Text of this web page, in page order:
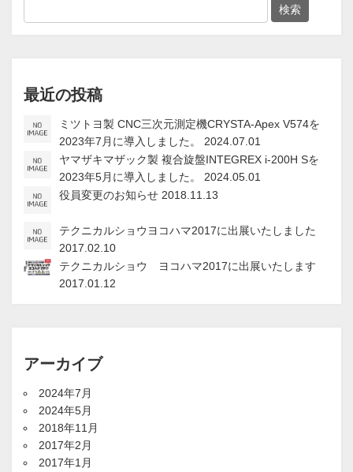
最近の投稿
ミツトヨ製 CNC三次元測定機CRYSTA-Apex V574を
2023年7月に導入しました。 2024.07.01
ヤマザキマザック製 複合旋盤INTEGREX i-200H Sを
2023年5月に導入しました。 2024.05.01
役員変更のお知らせ 2018.11.13
テクニカルショウヨコハマ2017に出展いたしました
2017.02.10
テクニカルショウ ヨコハマ2017に出展いたします
2017.01.12
アーカイブ
2024年7月
2024年5月
2018年11月
2017年2月
2017年1月